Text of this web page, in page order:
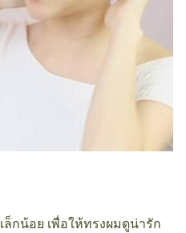
ล็กน้อย เพื่อให้ทรงผมดูน่ารัก